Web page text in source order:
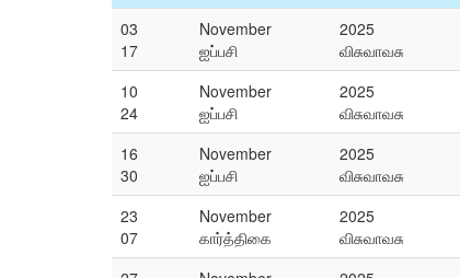
03
17
November
ஐப்பசி
2025
விசுவாவசு
10
24
November
ஐப்பசி
2025
விசுவாவசு
16
30
November
ஐப்பசி
2025
விசுவாவசு
23
07
November
கார்த்திகை
2025
விசுவாவசு